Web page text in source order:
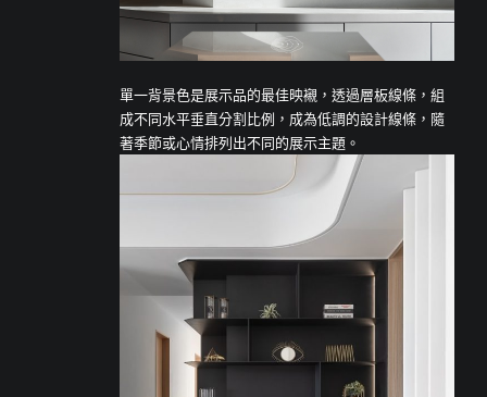
單一背景色是展示品的最佳映襯，透過層板線條，組
成不同水平垂直分割比例，成為低調的設計線條，隨
著季節或心情排列出不同的展示主題。